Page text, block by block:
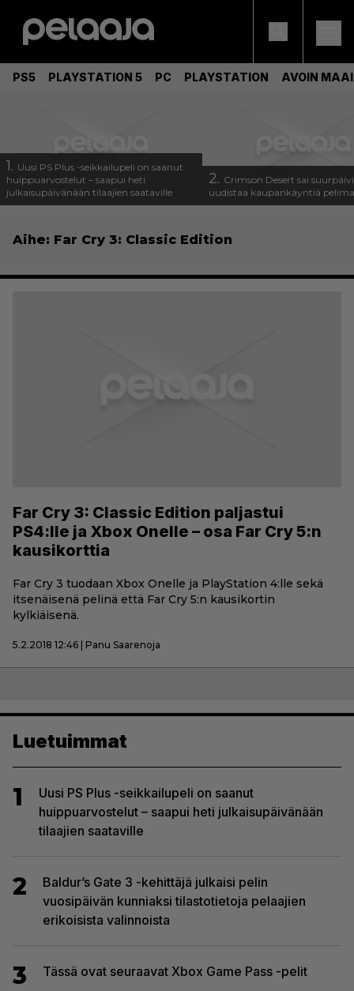
PS5 PLAYSTATION 5 PC PLAYSTATION AVOIN
1. Uusi PS Plus -seikkailupeli on saanut
huippuarvostelut – saapui heti
julkaisupäivänään tilaajien saataville
2. Crimson Desert sai
uudistaa kaupankäyntiä
Aihe: Far Cry 3: Classic Edition
Far Cry 3: Classic Edition paljastui
PS4:lle ja Xbox Onelle – osa Far Cry 5:n
kausikorttia
Far Cry 3 tuodaan Xbox Onelle ja PlayStation 4:lle sekä
itsenäisenä pelinä että Far Cry 5:n kausikortin
kylkiäisenä.
5.2.2018 12:46 | Panu Saarenoja
Luetuimmat
1
Uusi PS Plus -seikkailupeli on saanut
huippuarvostelut – saapui heti julkaisupäivänään
tilaajien saataville
2
Baldur’s Gate 3 -kehittäjä julkaisi pelin
vuosipäivän kunniaksi tilastotietoja pelaajien
erikoisista valinnoista
3 Tässä ovat seuraavat Xbox Game Pass -pelit